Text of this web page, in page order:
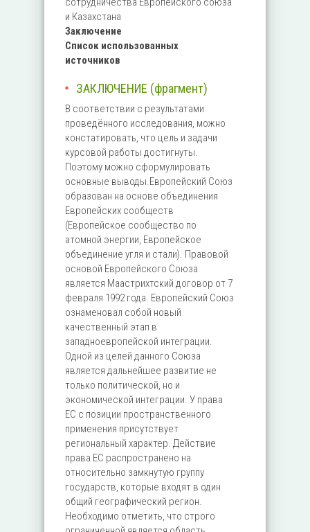
и Казахстана
Заключение
Список использованных
источников
ЗАКЛЮЧЕНИЕ (фрагмент)
В соответствии с результатами
проведённого исследования, можно
констатировать, что цель и задачи
курсовой работы достигнуты.
Поэтому можно сформулировать
основные выводы.Европейский Союз
образован на основе объединения
Европейских сообществ
(Европейское сообщество по
атомной энергии, Европейское
объединение угля и стали). Правовой
основой Европейского Союза
является Маастрихтский договор от 7
февраля 1992 года. Европейский Союз
ознаменовал собой новый
качественный этап в
западноевропейской интеграции.
Одной из целей данного Союза
является дальнейшее развитие не
только политической, но и
экономической интеграции. У права
ЕС с позиции пространственного
применения присутствует
региональный характер. Действие
права ЕС распространено на
относительно замкнутую группу
государств, которые входят в один
общий географический регион.
Необходимо отметить, что строго